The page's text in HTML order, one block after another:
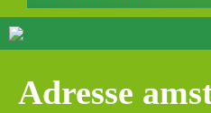
Adresse